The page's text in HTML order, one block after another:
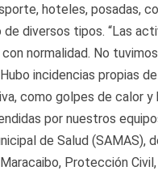
hoteles, posadas,
diversos tipos. “Las
normalidad. No
incidencias propias
como golpes de calor y
por nuestros
de Salud (SAMAS),
Protección